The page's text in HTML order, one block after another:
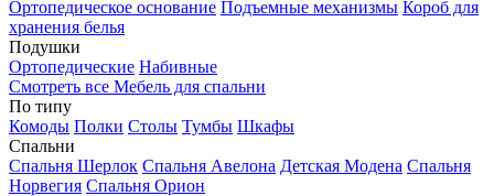
Ортопедическое основание Подъемные механизмы Короб для
хранения белья
Подушки
Ортопедические Набивные
Смотреть все Мебель для спальни
По типу
Комоды Полки Столы Тумбы Шкафы
Спальни
Спальня Шерлок Спальня Авелона Детская Модена Спальня
Норвегия Спальня Орион